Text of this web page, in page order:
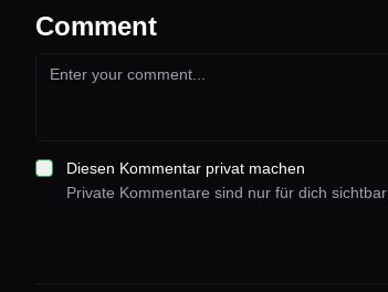
Comment
Diesen Kommentar privat machen
Private Kommentare sind nur für dich sichtbar